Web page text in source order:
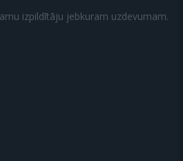
izpildītāju jebkuram uzdevumam.